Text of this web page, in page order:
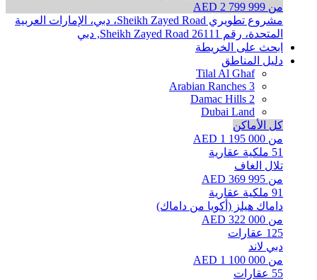
من AED 2 799 999
مشروع تطويري Sheikh Zayed Road، دبي، الإمارات العربية
المتحدة، رقم 26111
Sheikh Zayed Road, دبي
ابحث على الخريطة
دليل المناطق
Tilal Al Ghaf
Arabian Ranches 3
Damac Hills 2
Dubai Land
كل الأماكن
من AED 1 195 000
51 ملكية عقارية
تلال الغاف
من AED 369 995
91 ملكية عقارية
داماك هيلز (أكويا من داماك)
من AED 322 000
125 عقارات
دبي لاند
من AED 1 100 000
55 عقارات